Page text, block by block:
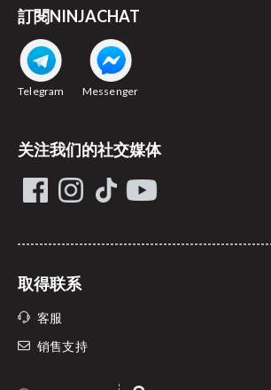
訂閱NINJACHAT
Telegram Messenger
关注我们的社交媒体
取得联系
客服
销售支持